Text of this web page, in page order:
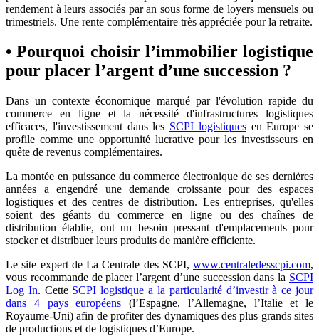
rendement à leurs associés par an sous forme de loyers mensuels ou
trimestriels. Une rente complémentaire très appréciée pour la retraite.
• Pourquoi choisir l’immobilier logistique
pour placer l’argent d’une succession ?
Dans un contexte économique marqué par l'évolution rapide du
commerce en ligne et la nécessité d'infrastructures logistiques
efficaces, l'investissement dans les SCPI logistiquesen Europe se
profile comme une opportunité lucrative pour les investisseurs en
quête de revenus complémentaires.
La montée en puissance du commerce électronique de ses dernières
années a engendré une demande croissante pour des espaces
logistiques et des centres de distribution. Les entreprises, qu'elles
soient des géants du commerce en ligne ou des chaînes de
distribution établie, ont un besoin pressant d'emplacements pour
stocker et distribuer leurs produits de manière efficiente.
Le site expert de La Centrale des SCPI, www.centraledesscpi.com,
vous recommande de placer l’argent d’une succession dans la SCPI
Log In. Cette SCPI logistique a la particularité d’investir à ce jour
dans 4 pays européens (l’Espagne, l’Allemagne, l’Italie et le
Royaume-Uni) afin de profiter des dynamiques des plus grands sites
de productions et de logistiques d’Europe.